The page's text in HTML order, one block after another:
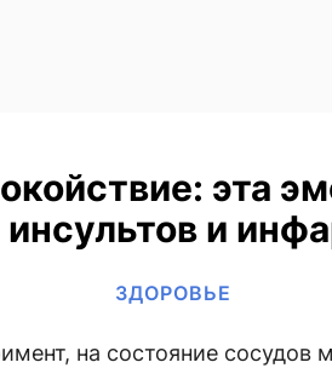
эта
и
ЗДОРОВЬЕ
на состояние